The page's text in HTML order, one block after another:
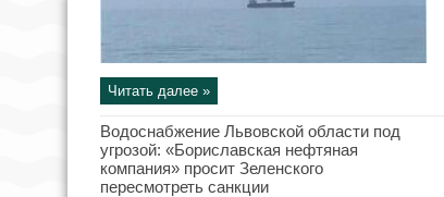
Читать далее »
Водоснабжение Львовской области под
угрозой: «Бориславская нефтяная
компания» просит Зеленского
пересмотреть санкции